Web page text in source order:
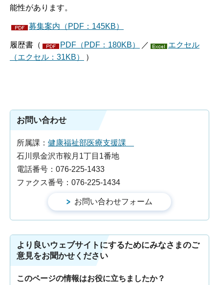
能性があります。
募集案内（PDF：145KB）
履歴書（ PDF（PDF：180KB） ／
エクセル
（エクセル：31KB）
）
お問い合わせ
所属課： 健康福祉部医療支援課
石川県金沢市鞍月1丁目1番地
電話番号：076-225-1433
ファクス番号：076-225-1434
より良いウェブサイトにするためにみなさまのご
意見をお聞かせください
このページの情報はお役に立ちましたか？